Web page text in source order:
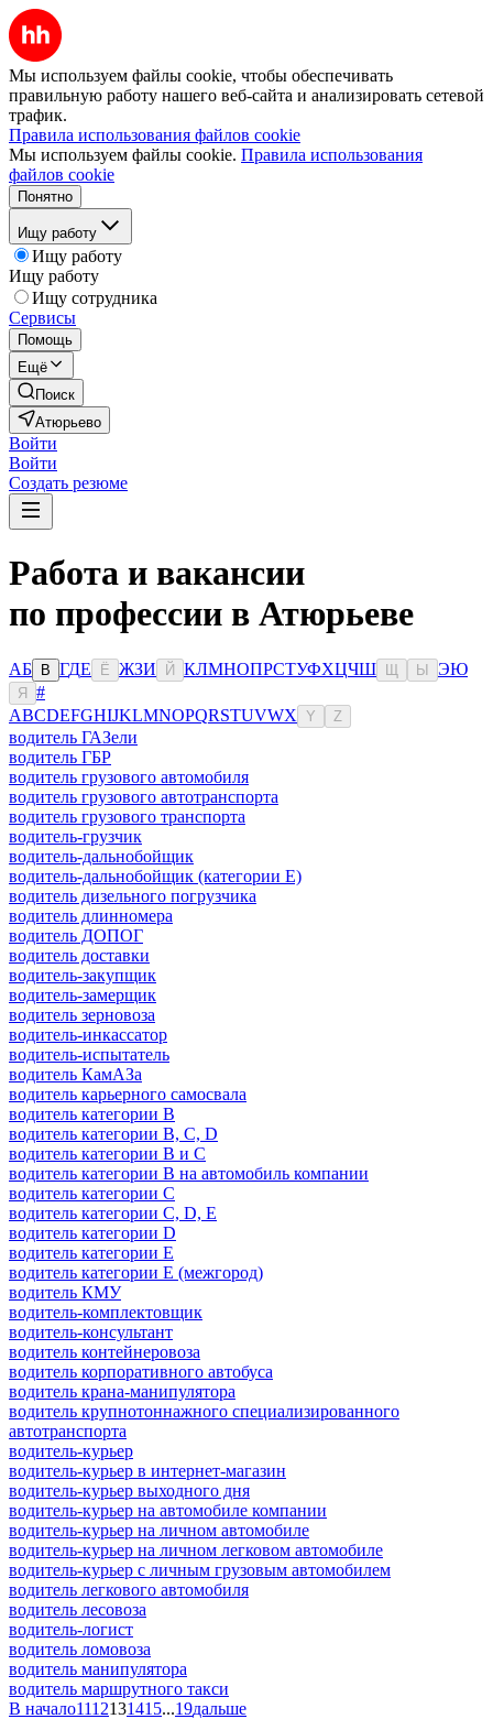
Мы используем файлы cookie, чтобы обеспечивать
правильную работу нашего веб-сайта и анализировать сетевой
трафик.
Правила использования файлов cookie
Мы используем файлы cookie. Правила использования
файлов cookie
Понятно
Ищу работу
Ищу работу
Ищу работу
Ищу сотрудника
Сервисы
Помощь
Ещё
Поиск
Атюрьево
Войти
Войти
Создать резюме
Работа и вакансии
по профессии в Атюрьеве
АБ В ГДЕ Ё ЖЗИ Й КЛМНОПРСТУФХЦЧШ Ы ЭЮ
Я
#
ABCDEFGHIJKLMNOPQRSTUVWX Y Z
водитель ГАЗели
водитель ГБР
водитель грузового автомобиля
водитель грузового автотранспорта
водитель грузового транспорта
водитель-грузчик
водитель-дальнобойщик
водитель-дальнобойщик (категории Е)
водитель дизельного погрузчика
водитель длинномера
водитель ДОПОГ
водитель доставки
водитель-закупщик
водитель-замерщик
водитель зерновоза
водитель-инкассатор
водитель-испытатель
водитель КамАЗа
водитель карьерного самосвала
водитель категории B
водитель категории B, C, D
водитель категории B и C
водитель категории B на автомобиль компании
водитель категории C
водитель категории C, D, E
водитель категории D
водитель категории E
водитель категории E (межгород)
водитель КМУ
водитель-комплектовщик
водитель-консультант
водитель контейнеровоза
водитель корпоративного автобуса
водитель крана-манипулятора
водитель крупнотоннажного специализированного
автотранспорта
водитель-курьер
водитель-курьер в интернет-магазин
водитель-курьер выходного дня
водитель-курьер на автомобиле компании
водитель-курьер на личном автомобиле
водитель-курьер на личном легковом автомобиле
водитель-курьер с личным грузовым автомобилем
водитель легкового автомобиля
водитель лесовоза
водитель-логист
водитель ломовоза
водитель манипулятора
водитель маршрутного такси
В начало1112131415...19дальше